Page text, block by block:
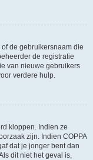
de gebruikersnaam die
de registratie
van nieuwe gebruikers
verdere hulp.
kloppen. Indien ze
zijn. Indien COPPA
dat je jonger bent dan
dit niet het geval is,